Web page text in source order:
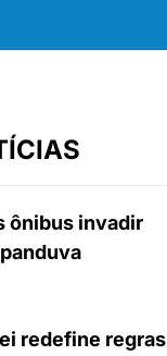
ônibus invadir
redefine regras